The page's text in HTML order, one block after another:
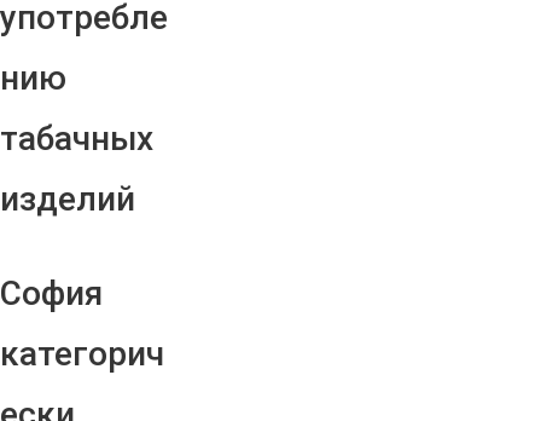
употребле
нию
табачных
изделий
София
категорич